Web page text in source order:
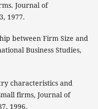
Journal of
1977.
between Firm Size and
Business Studies,
characteristics and
firms, Journal of
1996.